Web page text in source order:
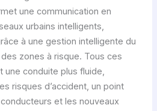
une communication en
urbains intelligents,
à une gestion intelligente du
zones à risque. Tous ces
une conduite plus fluide,
risques d’accident, un point
et les nouveaux